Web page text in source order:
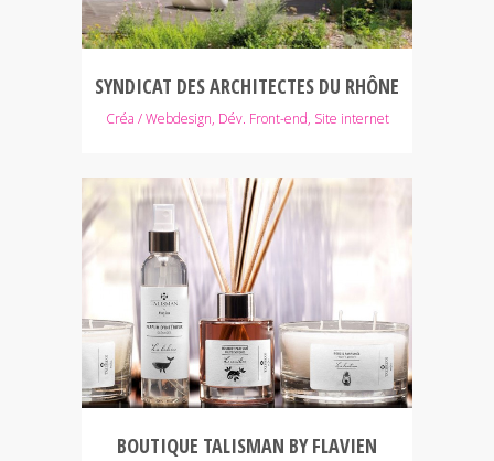
SYNDICAT DES ARCHITECTES DU RHÔNE
Créa / Webdesign, Dév. Front-end, Site internet
BOUTIQUE TALISMAN BY FLAVIEN